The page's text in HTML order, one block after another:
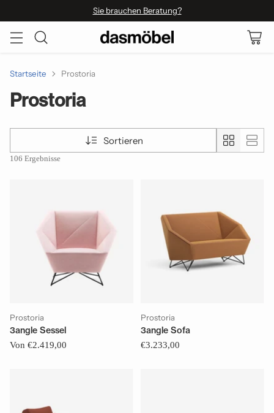
Sie brauchen Beratung?
Startseite Prostoria
Prostoria
Sortieren
106 Ergebnisse
Prostoria
3angle Sessel
Von €2.419,00
Prostoria
3angle Sofa
€3.233,00